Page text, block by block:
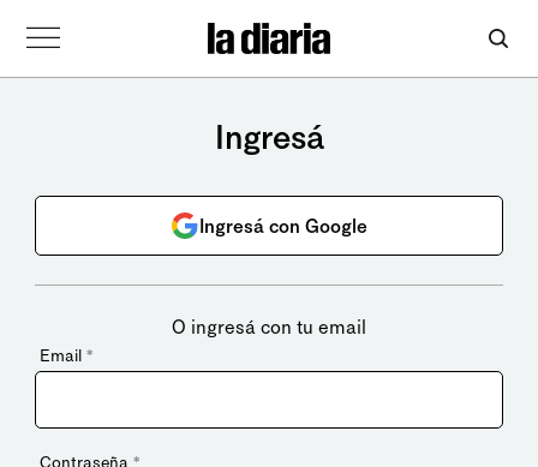
Ingresá
Ingresá con Google
O ingresá con tu email
Email *
Contraseña *